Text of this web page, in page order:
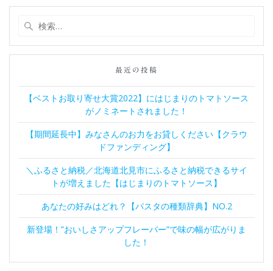
最近の投稿
【ベストお取り寄せ大賞2022】にはじまりのトマトソース
がノミネートされました！
【期間延長中】みなさんのお力をお貸しください【クラウ
ドファンディング】
＼ふるさと納税／北海道北見市にふるさと納税できるサイ
トが増えました【はじまりのトマトソース】
あなたの好みはどれ？【パスタの種類辞典】NO.2
新登場！”おいしさアップフレーバー”で味の幅が広がりま
した！